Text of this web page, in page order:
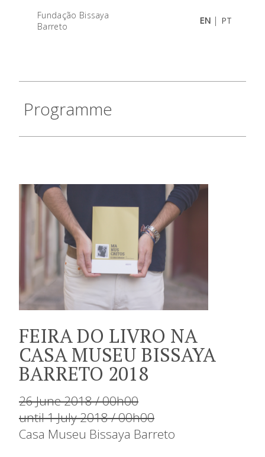
Fundação Bissaya
Barreto
EN | PT
Programme
FEIRA DO LIVRO NA
CASA MUSEU BISSAYA
BARRETO 2018
26 June 2018 / 00h00
until 1 July 2018 / 00h00
Casa Museu Bissaya Barreto